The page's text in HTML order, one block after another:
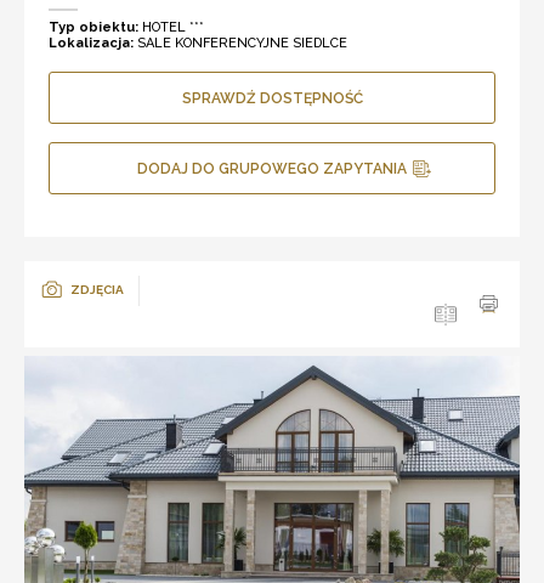
Typ obiektu: HOTEL ***
Lokalizacja: SALE KONFERENCYJNE SIEDLCE
SPRAWDŹ DOSTĘPNOŚĆ
DODAJ DO GRUPOWEGO ZAPYTANIA
ZDJĘCIA